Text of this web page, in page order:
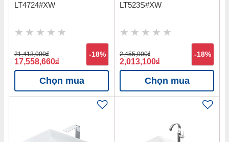
LT4724#XW
21,413,000đ
17,558,660đ
-18%
Chọn mua
LT523S#XW
2,455,000đ
2,013,100đ
-18%
Chọn mua